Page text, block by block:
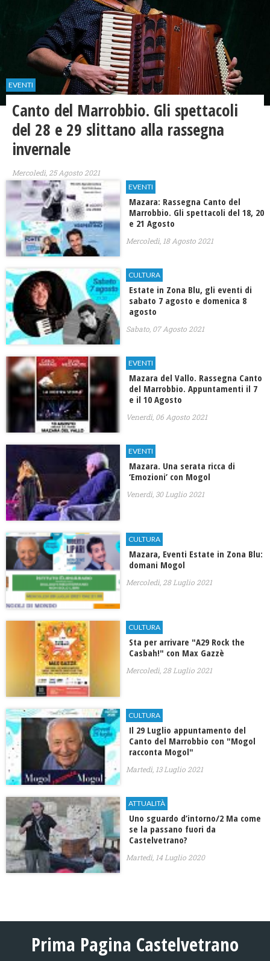
EVENTI
Canto del Marrobbio. Gli spettacoli
del 28 e 29 slittano alla rassegna
invernale
Mercoledì, 25 Agosto 2021
EVENTI
Mazara: Rassegna Canto del
Marrobbio. Gli spettacoli del 18, 20
e 21 Agosto
Mercoledì, 18 Agosto 2021
CULTURA
Estate in Zona Blu, gli eventi di
sabato 7 agosto e domenica 8
agosto
Sabato, 07 Agosto 2021
EVENTI
Mazara del Vallo. Rassegna Canto
del Marrobbio. Appuntamenti il 7
e il 10 Agosto
Venerdì, 06 Agosto 2021
EVENTI
Mazara. Una serata ricca di
‘Emozioni’ con Mogol
Venerdì, 30 Luglio 2021
CULTURA
Mazara, Eventi Estate in Zona Blu:
domani Mogol
Mercoledì, 28 Luglio 2021
CULTURA
Sta per arrivare "A29 Rock the
Casbah!" con Max Gazzè
Mercoledì, 28 Luglio 2021
CULTURA
Il 29 Luglio appuntamento del
Canto del Marrobbio con "Mogol
racconta Mogol"
Martedì, 13 Luglio 2021
ATTUALITÀ
Uno sguardo d’intorno/2 Ma come
se la passano fuori da
Castelvetrano?
Martedì, 14 Luglio 2020
Prima Pagina Castelvetrano